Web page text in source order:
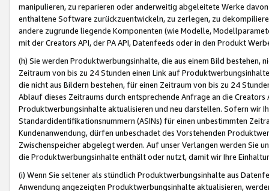
manipulieren, zu reparieren oder anderweitig abgeleitete Werke
enthaltene Software zurückzuentwickeln, zu zerlegen, zu
andere zugrunde liegende Komponenten (wie Modelle,
mit der Creators API, der PA API, Datenfeeds oder in den Produkt
(h) Sie werden Produktwerbungsinhalte, die aus einem Bild bestehen,
Zeitraum von bis zu 24 Stunden einen Link auf
die nicht aus Bildern bestehen, für einen Zeitraum von bis zu 24
Ablauf dieses Zeitraums durch entsprechende Anfrage an die
Produktwerbungsinhalte aktualisieren und neu darstellen. Sofern wir
Standardidentifikationsnummern (ASINs) für einen unbestimmten
Kundenanwendung, dürfen unbeschadet des Vorstehenden
Zwischenspeicher abgelegt werden. Auf unser Verlangen werden Sie
die Produktwerbungsinhalte enthält oder nutzt, damit wir Ihre
(i) Wenn Sie seltener als stündlich Produktwerbungsinhalte aus
Anwendung angezeigten Produktwerbungsinhalte aktualisieren,